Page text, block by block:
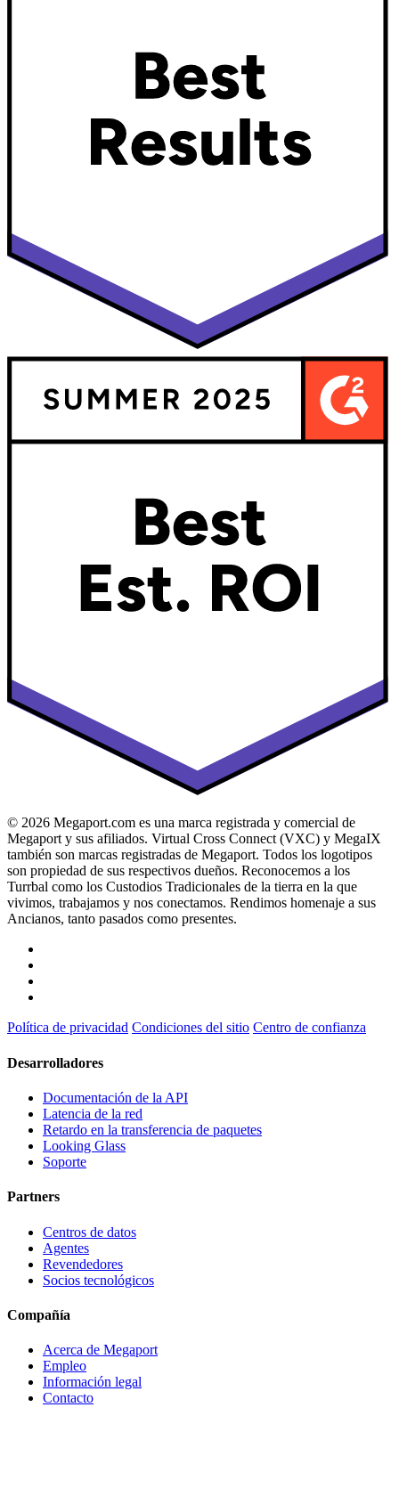
© 2026 Megaport.com es una marca registrada y comercial de
Megaport y sus afiliados. Virtual Cross Connect (VXC) y MegaIX
también son marcas registradas de Megaport. Todos los logotipos
son propiedad de sus respectivos dueños. Reconocemos a los
Turrbal como los Custodios Tradicionales de la tierra en la que
vivimos, trabajamos y nos conectamos. Rendimos homenaje a sus
Ancianos, tanto pasados como presentes.
Política de privacidad Condiciones del sitio Centro de confianza
Desarrolladores
Documentación de la API
Latencia de la red
Retardo en la transferencia de paquetes
Looking Glass
Soporte
Partners
Centros de datos
Agentes
Revendedores
Socios tecnológicos
Compañía
Acerca de Megaport
Empleo
Información legal
Contacto